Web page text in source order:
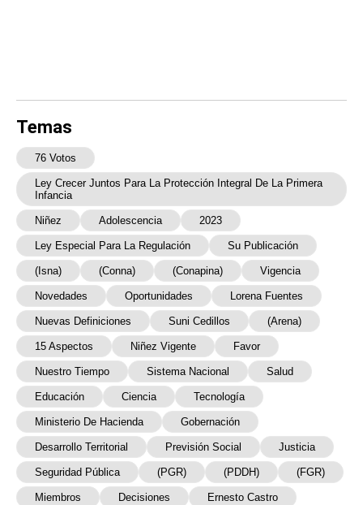
Temas
76 Votos
Ley Crecer Juntos Para La Protección Integral De La Primera
Infancia
Niñez Adolescencia 2023
Ley Especial Para La Regulación Su Publicación
(Isna) (Conna) (Conapina) Vigencia
Novedades Oportunidades Lorena Fuentes
Nuevas Definiciones Suni Cedillos (Arena)
15 Aspectos Niñez Vigente Favor
Nuestro Tiempo Sistema Nacional Salud
Educación Ciencia Tecnología
Ministerio De Hacienda Gobernación
Desarrollo Territorial Previsión Social Justicia
Seguridad Pública (PGR) (PDDH) (FGR)
Miembros Decisiones Ernesto Castro